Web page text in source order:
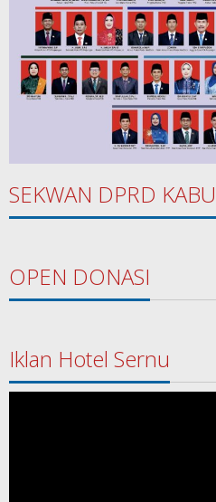
SEKWAN DPRD
OPEN DONASI
Iklan Hotel Sernu